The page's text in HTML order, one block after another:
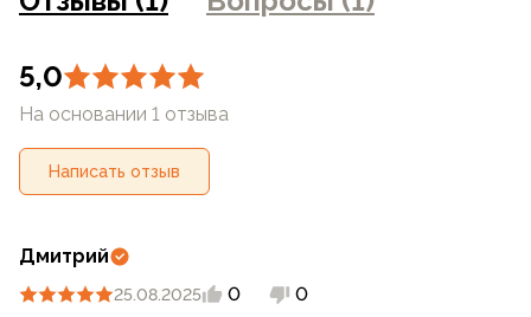
5,0
На основании 1 отзыва
Написать отзыв
Дмитрий
25.08.2025 0 0